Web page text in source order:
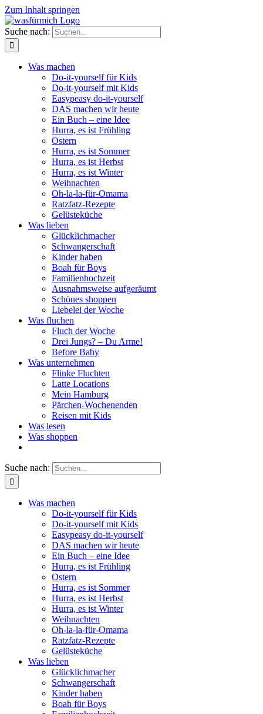
Zum Inhalt springen
Suche nach:
Was machen
Do-it-yourself für Kids
Do-it-yourself mit Kids
Easypeasy do-it-yourself
DAS machen wir heute
Ein Buch – eine Idee
Hurra, es ist Frühling
Ostern
Hurra, es ist Sommer
Hurra, es ist Herbst
Hurra, es ist Winter
Weihnachten
Oh-la-la-für-Omama
Ratzfatz-Rezepte
Gelüsteküche
Was lieben
Glücklichmacher
Schwangerschaft
Kinder haben
Boah für Boys
Familienhochzeit
Ausnahmsweise aufgeräumt
Schönes shoppen
Liebelei der Woche
Was fluchen
Fluch der Woche
Drei Jungs? – Du Arme!
Before Baby
Was unternehmen
Flinke Fluchten
Latte Locations
Mein Hamburg
Pärchen-Wochenenden
Reisen mit Kids
Was lesen
Was shoppen
Suche nach:
Was machen
Do-it-yourself für Kids
Do-it-yourself mit Kids
Easypeasy do-it-yourself
DAS machen wir heute
Ein Buch – eine Idee
Hurra, es ist Frühling
Ostern
Hurra, es ist Sommer
Hurra, es ist Herbst
Hurra, es ist Winter
Weihnachten
Oh-la-la-für-Omama
Ratzfatz-Rezepte
Gelüsteküche
Was lieben
Glücklichmacher
Schwangerschaft
Kinder haben
Boah für Boys